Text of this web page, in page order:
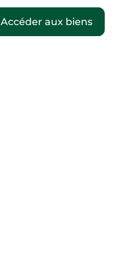
Accéder aux biens